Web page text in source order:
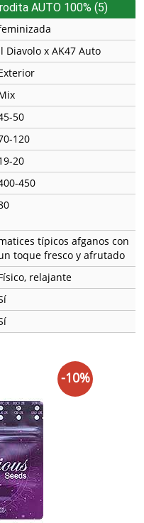
AUTO 100% (5)
Diavolo x AK47 Auto
50
120
20
450
típicos afganos con
toque fresco y afrutado
relajante
-10%